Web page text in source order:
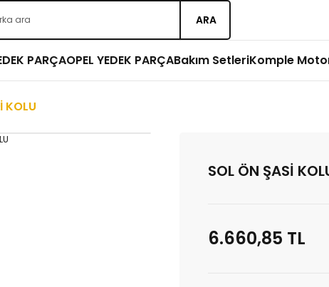
ARA
PARÇAOPEL YEDEK PARÇABakım SetleriKomple
KOLU
SOL ÖN ŞASİ
6.660,85 TL